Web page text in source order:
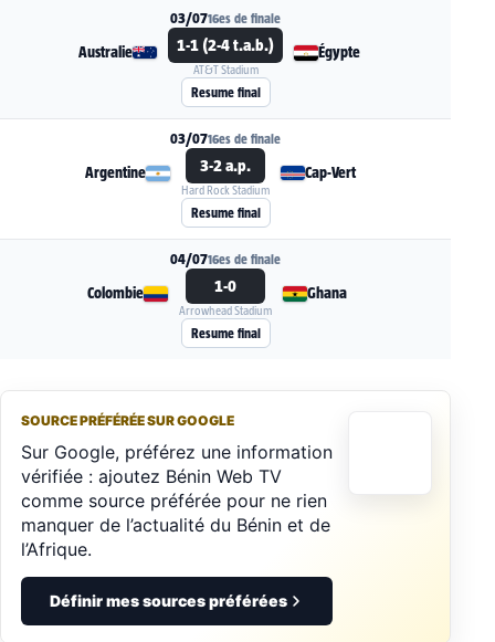
Voir la fiche du match Australie - Égypte
03/0716es de finale
Australie 1-1 (2-4 t.a.b.)
AT&T Stadium
Égypte
Resume final
Voir la fiche du match Argentine - Cap-Vert
03/0716es de finale
Argentine 3-2 a.p.
Hard Rock Stadium
Cap-Vert
Resume final
Voir la fiche du match Colombie - Ghana
04/0716es de finale
Colombie 1-0
Arrowhead Stadium
Ghana
Resume final
SOURCE PRÉFÉRÉE SUR GOOGLE
Sur Google, préférez une information
vérifiée : ajoutez Bénin Web TV
comme source préférée pour ne rien
manquer de l’actualité du Bénin et de
l’Afrique.
Définir mes sources préférées